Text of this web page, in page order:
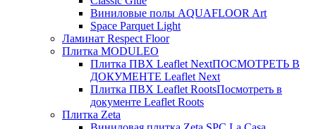
Виниловые полы AQUAFLOOR Art
Space Parquet Light
Ламинат Respect Floor
Плитка MODULEO
Плитка ПВХ Leaflet NextПОСМОТРЕТЬ В
ДОКУМЕНТЕ Leaflet Next
Плитка ПВХ Leaflet RootsПосмотреть в
документе Leaflet Roots
Плитка Zeta